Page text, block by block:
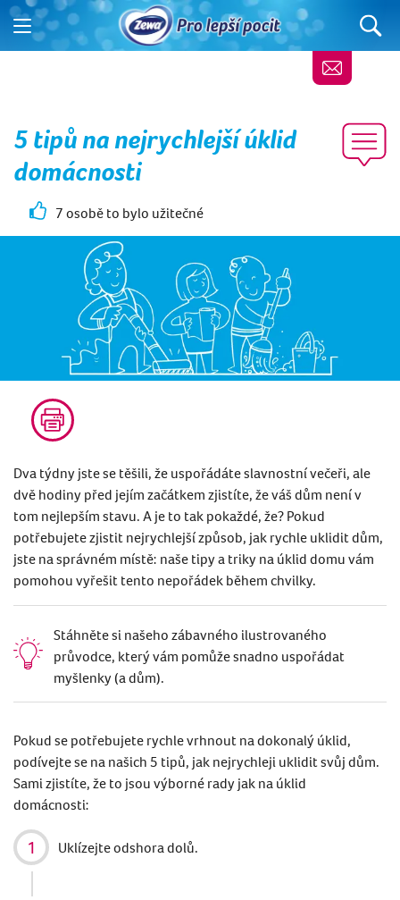
5 tipů na nejrychlejší úklid
domácnosti
7 osobě to bylo užitečné
Dva týdny jste se těšili, že uspořádáte slavnostní večeři, ale
dvě hodiny před jejím začátkem zjistíte, že váš dům není v
tom nejlepším stavu. A je to tak pokaždé, že? Pokud
potřebujete zjistit nejrychlejší způsob, jak rychle uklidit dům,
jste na správném místě: naše tipy a triky na úklid domu vám
pomohou vyřešit tento nepořádek během chvilky.
Stáhněte si našeho zábavného ilustrovaného
průvodce, který vám pomůže snadno uspořádat
myšlenky (a dům).
Pokud se potřebujete rychle vrhnout na dokonalý úklid,
podívejte se na našich 5 tipů, jak nejrychleji uklidit svůj dům.
Sami zjistíte, že to jsou výborné rady jak na úklid
domácnosti:
Uklízejte odshora dolů.